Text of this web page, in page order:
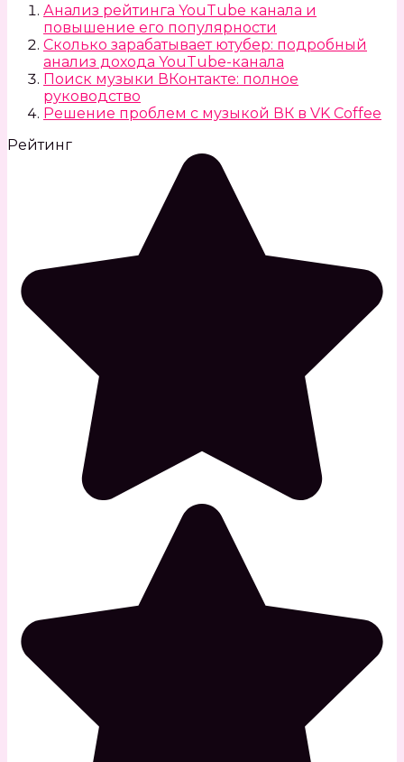
Анализ рейтинга YouTube канала и
повышение его популярности
Сколько зарабатывает ютубер: подробный
анализ дохода YouTube-канала
Поиск музыки ВКонтакте: полное
руководство
Решение проблем с музыкой ВК в VK Coffee
Рейтинг